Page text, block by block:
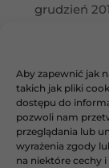
Aby zapewnić jak
takich jak pliki
dostępu do
pozwoli nam
przeglądania lub
wyrażenia zgody
na niektóre cechy i
grudzień
Kategorie
aktualności
Bez
galeria
Projekty